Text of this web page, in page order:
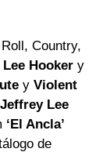
Country,
Hooker y
y Violent
Jeffrey Lee
‘El Ancla’
de